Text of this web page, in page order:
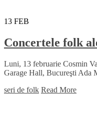
13 FEB
Concertele folk
Luni, 13 februarie Cosmin
Garage Hall, Bucureşti Ada
seri de folk Read More